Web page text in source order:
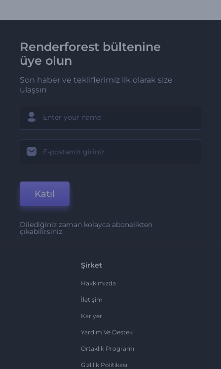
Renderforest bültenine
üye olun
Son haber ve tekliflerimiz ilk olarak size
ulaşsın
Katıl
Dilediğiniz zaman kolayca abonelikten
çıkabilirsiniz.
Şirket
Hakkımızda
İletişim
Kariyer
Yardım Ve Destek
Ortaklık Programı
Gizlilik Politikası